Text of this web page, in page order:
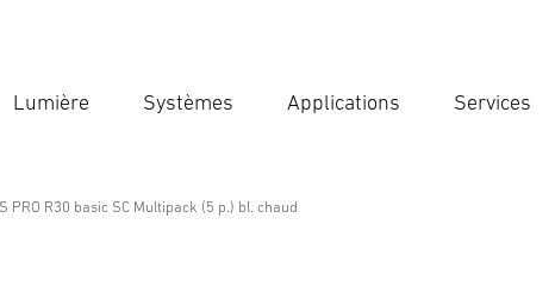
Lumière Systèmes Applications Services
PRO R30 basic SC Multipack (5 p.) bl. chaud